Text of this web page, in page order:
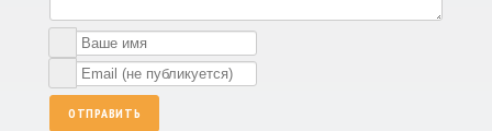
ОТПРАВИТЬ